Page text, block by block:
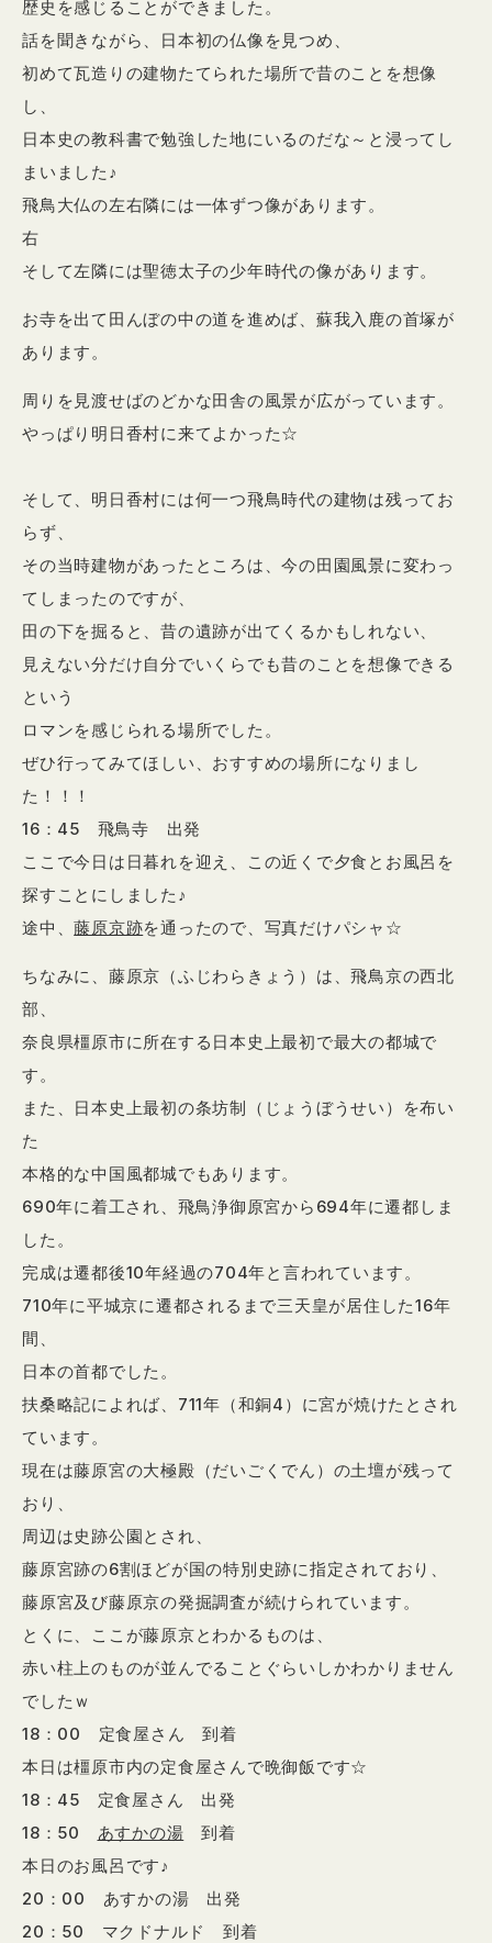
歴史を感じることができました。
話を聞きながら、日本初の仏像を見つめ、
初めて瓦造りの建物たてられた場所で昔のことを想像
し、
日本史の教科書で勉強した地にいるのだな～と浸ってし
まいました♪
飛鳥大仏の左右隣には一体ずつ像があります。
右
そして左隣には聖徳太子の少年時代の像があります。
お寺を出て田んぼの中の道を進めば、蘇我入鹿の首塚が
あります。
周りを見渡せばのどかな田舎の風景が広がっています。
やっぱり明日香村に来てよかった☆
そして、明日香村には何一つ飛鳥時代の建物は残ってお
らず、
その当時建物があったところは、今の田園風景に変わっ
てしまったのですが、
田の下を掘ると、昔の遺跡が出てくるかもしれない、
見えない分だけ自分でいくらでも昔のことを想像できる
という
ロマンを感じられる場所でした。
ぜひ行ってみてほしい、おすすめの場所になりまし
た！！！
16：45 飛鳥寺 出発
ここで今日は日暮れを迎え、この近くで夕食とお風呂を
探すことにしました♪
途中、藤原京跡を通ったので、写真だけパシャ☆
ちなみに、藤原京（ふじわらきょう）は、飛鳥京の西北
部、
奈良県橿原市に所在する日本史上最初で最大の都城で
す。
また、日本史上最初の条坊制（じょうぼうせい）を布い
た
本格的な中国風都城でもあります。
690年に着工され、飛鳥浄御原宮から694年に遷都しま
した。
完成は遷都後10年経過の704年と言われています。
710年に平城京に遷都されるまで三天皇が居住した16年
間、
日本の首都でした。
扶桑略記によれば、711年（和銅4）に宮が焼けたとされ
ています。
現在は藤原宮の大極殿（だいごくでん）の土壇が残って
おり、
周辺は史跡公園とされ、
藤原宮跡の6割ほどが国の特別史跡に指定されており、
藤原宮及び藤原京の発掘調査が続けられています。
とくに、ここが藤原京とわかるものは、
赤い柱上のものが並んでることぐらいしかわかりません
でしたｗ
18：00 定食屋さん 到着
本日は橿原市内の定食屋さんで晩御飯です☆
18：45 定食屋さん 出発
18：50 あすかの湯 到着
本日のお風呂です♪
20：00 あすかの湯 出発
20：50 マクドナルド 到着